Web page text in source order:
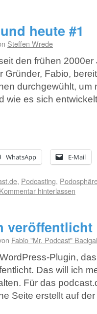
heute #1
Steffen Wrede
den frühen
Gründer, Fabio,
durchgewühlt, um
wie es sich
WhatsApp E-Mail
, Podcasting,
Kommentar hinterlassen
veröffentlicht
Fabio "Mr. Podcast"
Plugin,
Das will ich
Für das
Seite erstellt auf